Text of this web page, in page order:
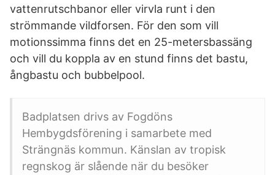
vattenrutschbanor eller virvla runt i den
strömmande vildforsen. För den som vill
motionssimma finns det en 25-metersbassäng
och vill du koppla av en stund finns det bastu,
ångbastu och bubbelpool.
Badplatsen drivs av Fogdöns
Hembygdsförening i samarbete med
Strängnäs kommun. Känslan av tropisk
regnskog är slående när du besöker